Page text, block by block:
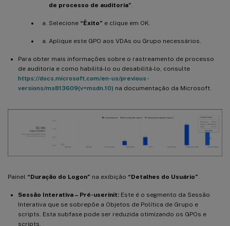
de processo de auditoria”.
Selecione “Êxito” e clique em OK.
Aplique este GPO aos VDAs ou Grupo necessários.
Para obter mais informações sobre o rastreamento de processo
de auditoria e como habilitá-lo ou desabilitá-lo, consulte
https://docs.microsoft.com/en-us/previous-
versions/ms813609(v=msdn.10) na documentação da Microsoft.
Painel “Duração do Logon” na exibição “Detalhes do Usuário”.
Sessão Interativa – Pré-userinit: Este é o segmento da Sessão
Interativa que se sobrepõe a Objetos de Política de Grupo e
scripts. Esta subfase pode ser reduzida otimizando os GPOs e
scripts.